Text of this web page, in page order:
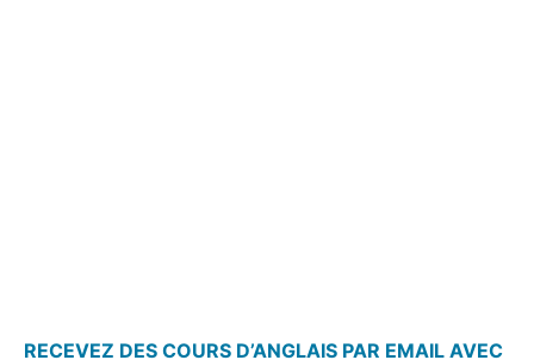
RECEVEZ DES COURS D’ANGLAIS PAR EMAIL AVEC